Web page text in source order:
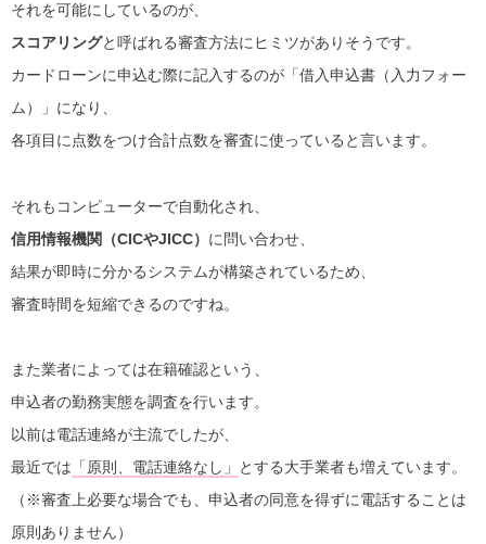
それを可能にしているのが、
スコアリングと呼ばれる審査方法にヒミツがありそうです。
カードローンに申込む際に記入するのが「借入申込書（入力フォー
ム）」になり、
各項目に点数をつけ合計点数を審査に使っていると言います。
それもコンピューターで自動化され、
信用情報機関（CICやJICC） に問い合わせ、
結果が即時に分かるシステムが構築されているため、
審査時間を短縮できるのですね。
また業者によっては在籍確認という、
申込者の勤務実態を調査を行います。
以前は電話連絡が主流でしたが、
最近では 「原則、電話連絡なし」
とする大手業者も増えています。
（※審査上必要な場合でも、申込者の同意を得ずに電話することは
原則ありません）